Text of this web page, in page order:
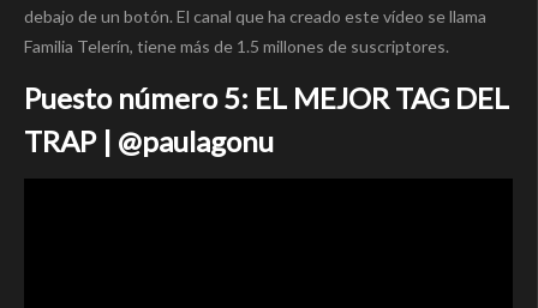
debajo de un botón. El canal que ha creado este vídeo se llama
Familia Telerín, tiene más de 1.5 millones de suscriptores.
Puesto número 5: EL MEJOR TAG DEL
TRAP | @paulagonu